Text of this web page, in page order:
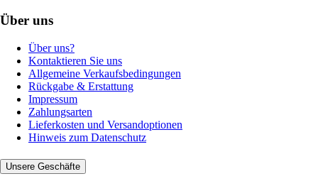
Über uns
Über uns?
Kontaktieren Sie uns
Allgemeine Verkaufsbedingungen
Rückgabe & Erstattung
Impressum
Zahlungsarten
Lieferkosten und Versandoptionen
Hinweis zum Datenschutz
Unsere Geschäfte